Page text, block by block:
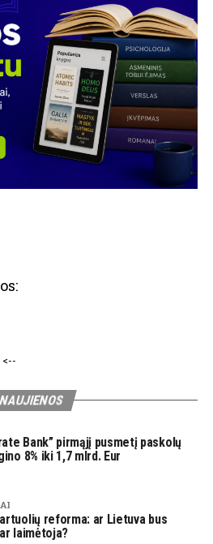
<--
NAUJIENOS
Bank” pirmąjį pusmetį paskolų
8% iki 1,7 mlrd. Eur
reforma: ar Lietuva bus
laimėtoja?